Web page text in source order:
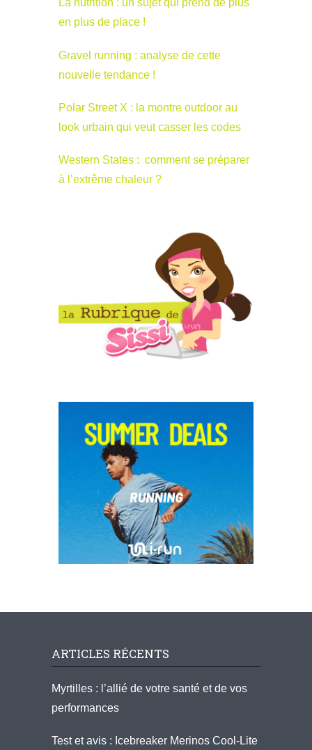
La nutrition : un sujet qui prend de plus
en plus de place !
Gravel running : analyse de cette
nouvelle tendance !
Polar Street X : la montre outdoor au
look urbain qui veut casser les codes
Western States : comment se préparer
à l’extrême chaleur ?
ARTICLES RÉCENTS
Myrtilles : l’allié de votre santé et de vos
performances
Test et avis : Icebreaker Merinos Cool-Lite